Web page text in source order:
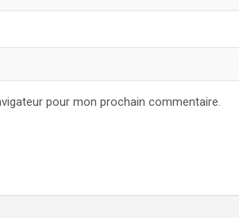
pour mon prochain commentaire.